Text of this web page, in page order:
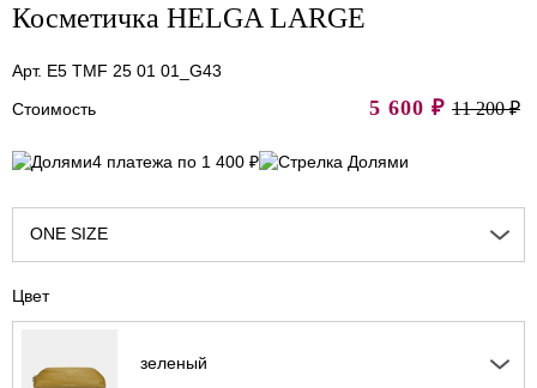
Косметичка HELGA LARGE
Арт. E5 TMF 25 01 01_G43
Стоимость
5 600 ₽ 11 200 ₽
4 платежа по 1 400 ₽
ONE SIZE
Цвет
зеленый